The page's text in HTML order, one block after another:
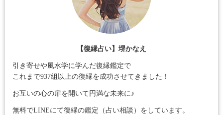
【復縁占い】堺かなえ
引き寄せや風水学に学んだ復縁鑑定で
これまで937組以上の復縁を成功させてきました！
お互いの心の扉を開いて円満な未来に♪
無料でLINEにて復縁の鑑定（占い相談）をしています。